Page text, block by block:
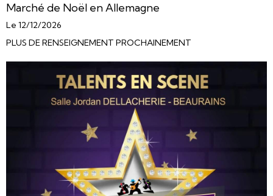
Marché de Noël en Allemagne
Le 12/12/2026
PLUS DE RENSEIGNEMENT PROCHAINEMENT